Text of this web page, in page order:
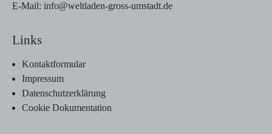
E-Mail: info@weltladen-gross-umstadt.de
Links
Kontaktformular
Impressum
Datenschutzerklärung
Cookie Dokumentation